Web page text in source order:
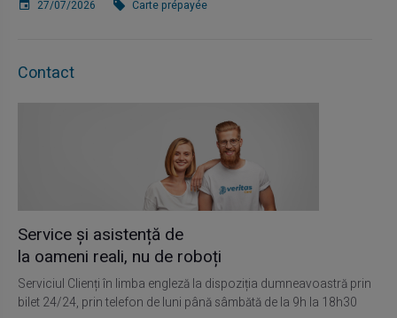
27/07/2026 Carte prépayée
Contact
Service și asistență de
la oameni reali, nu de roboți
Serviciul Clienți în limba engleză la dispoziția dumneavoastră prin
bilet 24/24, prin telefon de luni până sâmbătă de la 9h la 18h30